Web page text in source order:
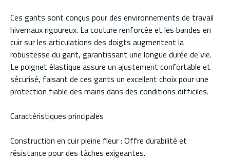
Ces gants sont conçus pour des environnements de travail
hivernaux rigoureux. La couture renforcée et les bandes en
cuir sur les articulations des doigts augmentent la
robustesse du gant, garantissant une longue durée de vie.
Le poignet élastique assure un ajustement confortable et
sécurisé, faisant de ces gants un excellent choix pour une
protection fiable des mains dans des conditions difficiles.
Caractéristiques principales
Construction en cuir pleine fleur : Offre durabilité et
résistance pour des tâches exigeantes.